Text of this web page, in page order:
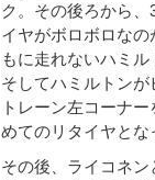
ク。その後ろから
イヤがボロボロな
もに走れないハミル
そしてハミルトン
トレーン左コーナ
めてのリタイヤとな
その後、ライコネ